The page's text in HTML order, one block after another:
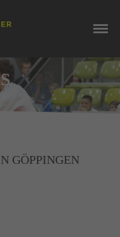
GÖPPINGEN